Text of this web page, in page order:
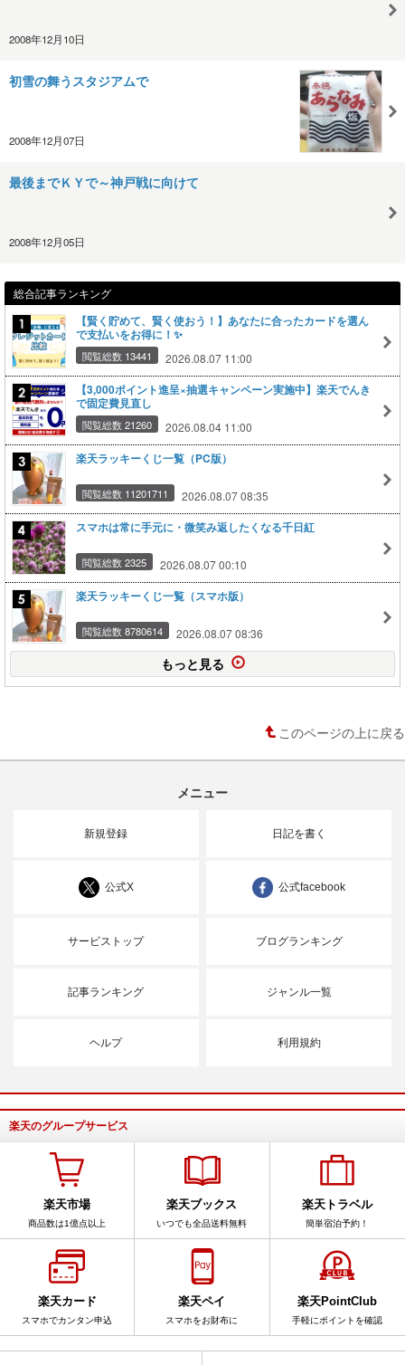
2008年12月10日
初雪の舞うスタジアムで
2008年12月07日
最後までＫＹで～神戸戦に向けて
2008年12月05日
総合記事ランキング
【賢く貯めて、賢く使おう！】あなたに合ったカードを選ん
で支払いをお得に！✨
閲覧総数 13441 2026.08.07 11:00
【3,000ポイント進呈×抽選キャンペーン実施中】楽天でんき
で固定費見直し
閲覧総数 21260 2026.08.04 11:00
楽天ラッキーくじ一覧（PC版）
閲覧総数 11201711 2026.08.07 08:35
スマホは常に手元に・微笑み返したくなる千日紅
閲覧総数 2325 2026.08.07 00:10
楽天ラッキーくじ一覧（スマホ版）
閲覧総数 8780614 2026.08.07 08:36
もっと見る
このページの上に戻る
メニュー
新規登録 日記を書く
公式X 公式facebook
サービストップ ブログランキング
記事ランキング ジャンル一覧
ヘルプ 利用規約
楽天のグループサービス
楽天市場
商品数は1億点以上
楽天ブックス
いつでも全品送料無料
楽天トラベル
簡単宿泊予約！
楽天カード
スマホでカンタン申込
楽天ペイ
スマホをお財布に
楽天PointClub
手軽にポイントを確認